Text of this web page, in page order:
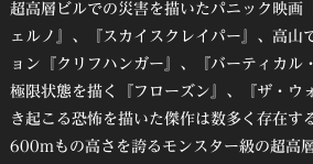
超高層ビルでの災害を描いたパニック映画
ェルノ』、『スカイスクレイパー』、高山
ョン『クリフハンガー』、『バーティカル
極限状態を描く『フローズン』、『ザ・ウ
き起こる恐怖を描いた傑作は数多く存在す
600mもの高さを誇るモンスター級の超高層